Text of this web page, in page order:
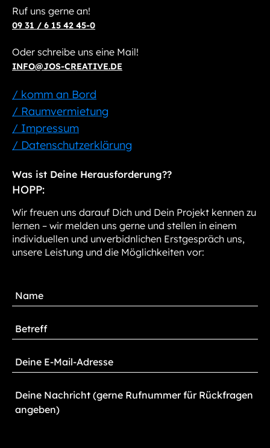
Ruf uns gerne an!
09 31 / 6 15 42 45-0
Oder schreibe uns eine Mail!
INFO@JOS-CREATIVE.DE
/ komm an Bord
/ Raumvermietung
/ Impressum
/ Datenschutzerklärung
Was ist Deine Herausforderung??
HOPP:
Wir freuen uns darauf Dich und Dein Projekt kennen zu
lernen – wir melden uns gerne und stellen in einem
individuellen und unverbidnlichen Erstgespräch uns,
unsere Leistung und die Möglichkeiten vor: